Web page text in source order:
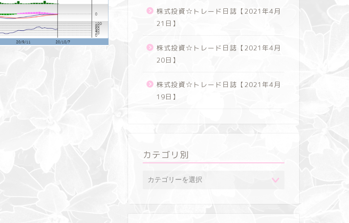
株式投資☆トレード日誌【2021年4月
21日】
株式投資☆トレード日誌【2021年4月
20日】
株式投資☆トレード日誌【2021年4月
19日】
カテゴリ別